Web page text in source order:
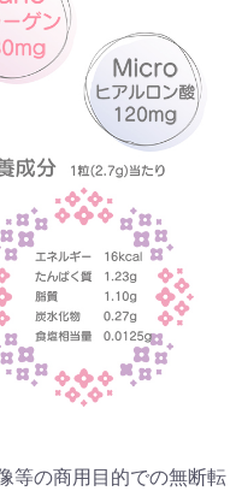
等の商用目的での無断転